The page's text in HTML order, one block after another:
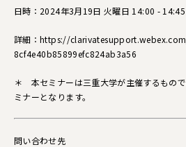
日時：2024年3月19日 火曜日 14:00 - 14:45
詳細：https://clarivatesupport.webex
8cf4e40b85899efc824ab3a56
＊ 本セミナーは三重大学が主催するもの
ミナーとなります。
問い合わせ先